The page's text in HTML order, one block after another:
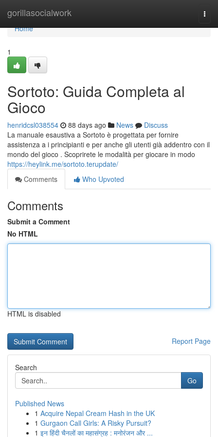
gorillasocialwork
Home
Home
1
Sortoto: Guida Completa al
Gioco
henridcsl038554 88 days ago News
Discuss
La manuale esaustiva a Sortoto è progettata per fornire
assistenza a i principianti e per anche gli utenti già addentro con il
mondo del gioco . Scoprirete le modalità per giocare in modo
https://heylink.me/sortoto.terupdate/
Comments
Who Upvoted
Comments
Submit a Comment
No HTML
HTML is disabled
Report Page
Search
Go
Published News
1 Acquire Nepal Cream Hash in the UK
1 Gurgaon Call Girls: A Risky Pursuit?
1 इन हिंदी चैनलों का महासंग्रह : मनोरंजन और ...